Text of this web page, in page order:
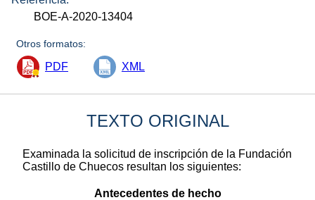
BOE-A-2020-13404
Otros formatos:
PDF XML
TEXTO ORIGINAL
Examinada la solicitud de inscripción de la Fundación
Castillo de Chuecos resultan los siguientes:
Antecedentes de hecho